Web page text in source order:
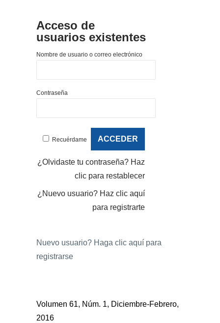
Acceso de
usuarios existentes
Nombre de usuario o correo electrónico
Contraseña
Recuérdame
¿Olvidaste tu contraseña? Haz
clic para restablecer
¿Nuevo usuario? Haz clic aquí
para registrarte
Nuevo usuario? Haga clic aquí para
registrarse
Volumen 61, Núm. 1, Diciembre-Febrero,
2016